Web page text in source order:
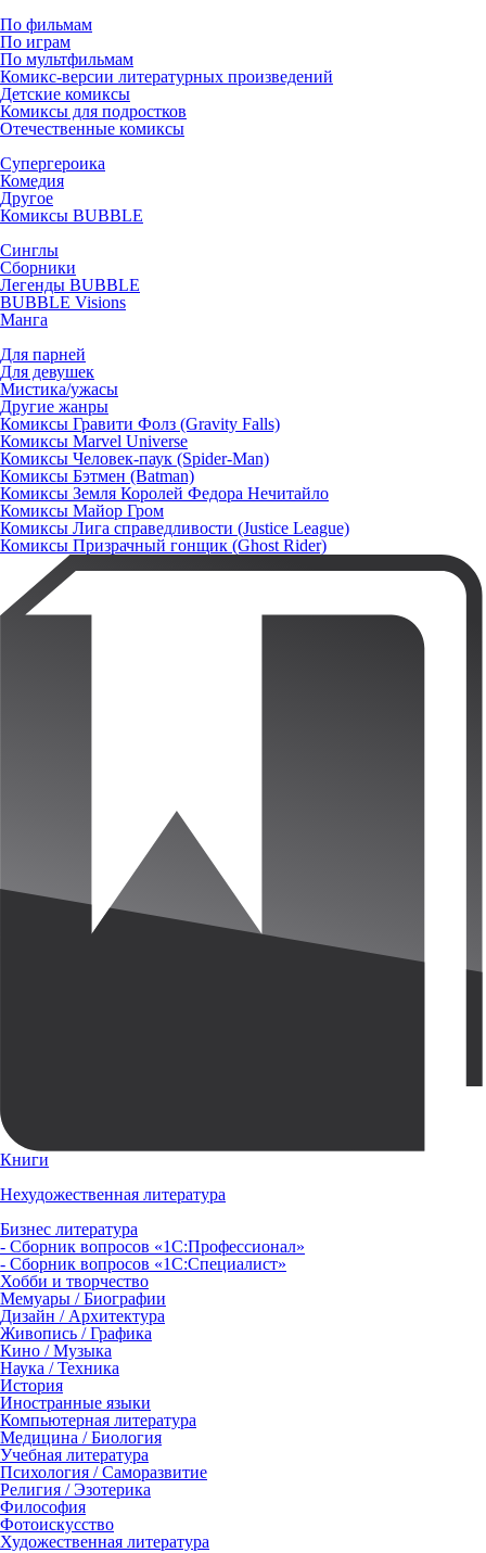
По фильмам
По играм
По мультфильмам
Комикс-версии литературных произведений
Детские комиксы
Комиксы для подростков
Отечественные комиксы
Супергероика
Комедия
Другое
Комиксы BUBBLE
Синглы
Сборники
Легенды BUBBLE
BUBBLE Visions
Манга
Для парней
Для девушек
Мистика/ужасы
Другие жанры
Комиксы Гравити Фолз (Gravity Falls)
Комиксы Marvel Universe
Комиксы Человек-паук (Spider-Man)
Комиксы Бэтмен (Batman)
Комиксы Земля Королей Федора Нечитайло
Комиксы Майор Гром
Комиксы Лига справедливости (Justice League)
Комиксы Призрачный гонщик (Ghost Rider)
Книги
Нехудожественная литература
Бизнес литература
- Сборник вопросов «1С:Профессионал»
- Сборник вопросов «1С:Специалист»
Хобби и творчество
Мемуары / Биографии
Дизайн / Архитектура
Живопись / Графика
Кино / Музыка
Наука / Техника
История
Иностранные языки
Компьютерная литература
Медицина / Биология
Учебная литература
Психология / Саморазвитие
Религия / Эзотерика
Философия
Фотоискусство
Художественная литература